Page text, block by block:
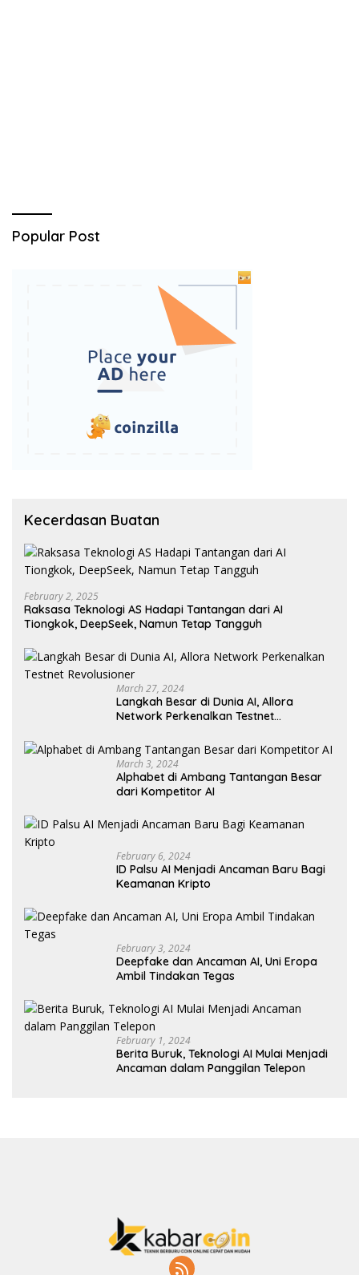
Popular Post
Kecerdasan Buatan
February 2, 2025
Raksasa Teknologi AS Hadapi Tantangan dari AI
Tiongkok, DeepSeek, Namun Tetap Tangguh
March 27, 2024
Langkah Besar di Dunia AI, Allora
Network Perkenalkan Testnet
March 3, 2024
Alphabet di Ambang Tantangan Besar
dari Kompetitor AI
February 6, 2024
ID Palsu AI Menjadi Ancaman Baru Bagi
Keamanan Kripto
February 3, 2024
Deepfake dan Ancaman AI, Uni Eropa
Ambil Tindakan Tegas
February 1, 2024
Berita Buruk, Teknologi AI Mulai Menjadi
Ancaman dalam Panggilan Telepon